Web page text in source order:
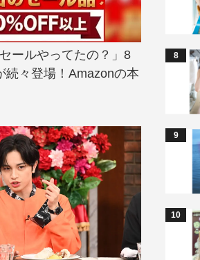
ールやってたの？」8
続々登場！Amazonの本
8
9
10